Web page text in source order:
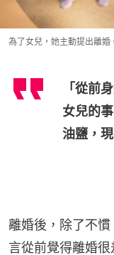
為了女兒，她主動提出離婚
「從前
女兒的
油鹽，
離婚後，除了不
言從前覺得離婚